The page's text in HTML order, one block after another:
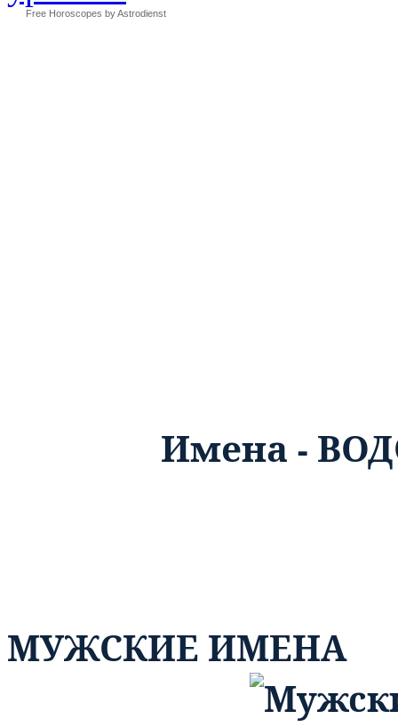
Free Horoscopes by Astrodienst
Имена -
МУЖСКИЕ ИМЕНА